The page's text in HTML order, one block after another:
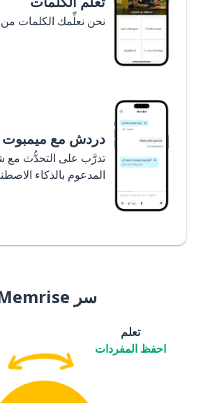
نحن نعلِّمك الكلمات من
دردش مع ميمبوت
تدرَّب على التحدُّث مع
المدعوم بالذكاء
سر Memrise
تعلم
احفظ المفردات